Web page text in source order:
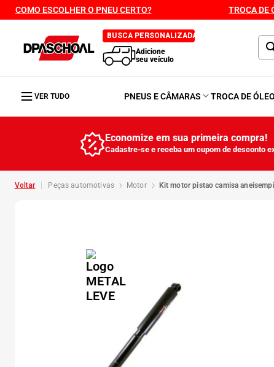
COMO ESCOLHER O PNEU CERTO? TROCA DE
BUSCA PERSONALIZADA
Adicione
seu veículo
VER TUDO PNEUS E CÂMARAS TROCA DE ÓLEO
Economize em sua primeira compra!
Cadastre-se e receba um cupom de desconto
peças automotivas motor kit motor pistao camisa